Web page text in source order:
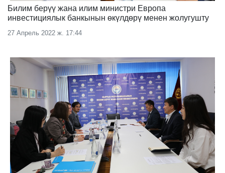
Билим берүү жана илим министри Европа
инвестициялык банкынын өкүлдөрү менен жолугушту
27 Апрель 2022 ж. 17:44